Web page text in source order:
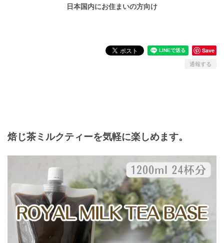
日本国内にお住まいの方向け
Save
通報する
焙じ茶ミルクティーを気軽に楽しめます。